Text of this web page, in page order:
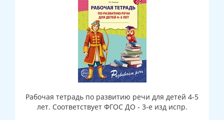
Рабочая тетрадь по развитию речи для детей 4-5
лет. Соответствует ФГОС ДО - 3-е изд испр.